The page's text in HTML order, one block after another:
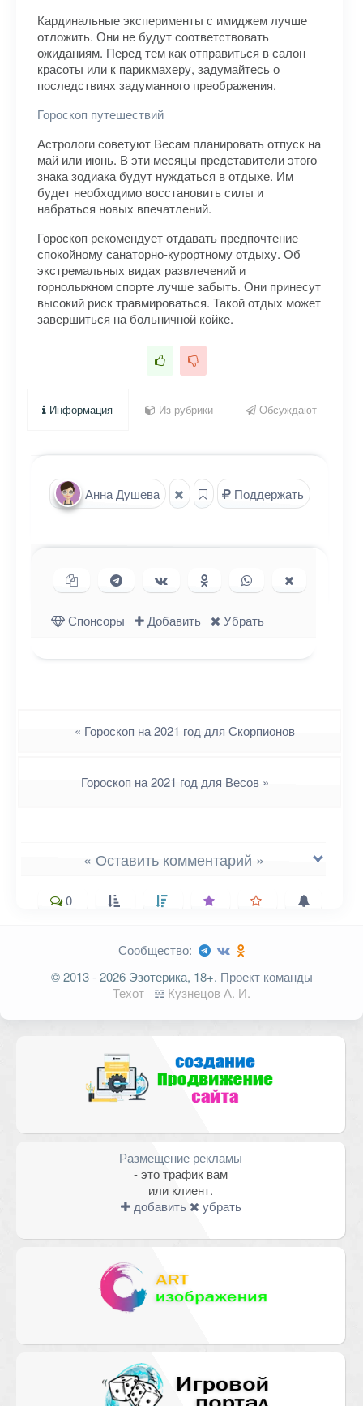
Кардинальные эксперименты с имиджем лучше
отложить. Они не будут соответствовать
ожиданиям. Перед тем как отправиться в салон
красоты или к парикмахеру, задумайтесь о
последствиях задуманного преображения.
Гороскоп путешествий
Астрологи советуют Весам планировать отпуск на
май или июнь. В эти месяцы представители этого
знака зодиака будут нуждаться в отдыхе. Им
будет необходимо восстановить силы и
набраться новых впечатлений.
Гороскоп рекомендует отдавать предпочтение
спокойному санаторно-курортному отдыху. Об
экстремальных видах развлечений и
горнолыжном спорте лучше забыть. Они принесут
высокий риск травмироваться. Такой отдых может
завершиться на больничной койке.
Информация Из рубрики Обсуждают
Анна Душева Поддержать
Копировать ссылку
Поделиться в Telegram
Поделиться ВКонтакте
Поделиться в
Одноклассниках
Поделиться в
WhatsApp
в X (Twitter)
Спонсоры
Добавить Убрать
« Гороскоп на 2021 год для Скорпионов
Гороскоп на 2021 год для Весов »
« Оставить комментарий »
Ваш адрес email не будет
опубликован.
Обязательные поля
Комментарий
Email *
0
Сообщество:
© 2013 - 2026 Эзотерика, 18+. Проект команды
Техот
𝌴 Кузнецов А. И.
Размещение рекламы
- это трафик вам
или клиент.
добавить
убрать